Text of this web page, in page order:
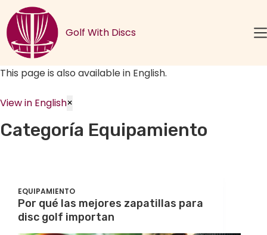
Saltar
al
contenido
Golf With Discs
This page is also available in English.
View in English×
Categoría Equipamiento
EQUIPAMIENTO
Por qué las mejores zapatillas para
disc golf importan